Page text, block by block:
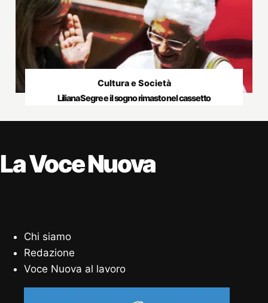
Cultura e Società
Liliana Segre e il sogno rimasto nel cassetto
La Voce Nuova
Chi siamo
Redazione
Voce Nuova al lavoro